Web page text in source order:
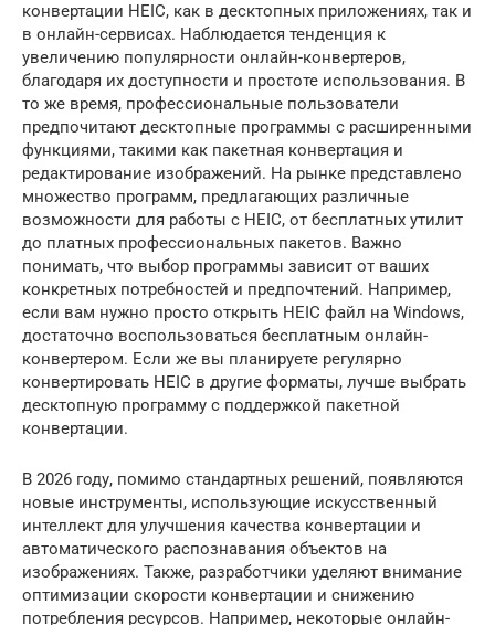
конвертации HEIC, как в десктопных приложениях, так и
в онлайн-сервисах. Наблюдается тенденция к
увеличению популярности онлайн-конвертеров,
благодаря их доступности и простоте использования. В
то же время, профессиональные пользователи
предпочитают десктопные программы с расширенными
функциями, такими как пакетная конвертация и
редактирование изображений. На рынке представлено
множество программ, предлагающих различные
возможности для работы с HEIC, от бесплатных утилит
до платных профессиональных пакетов. Важно
понимать, что выбор программы зависит от ваших
конкретных потребностей и предпочтений. Например,
если вам нужно просто открыть HEIC файл на Windows,
достаточно воспользоваться бесплатным онлайн-
конвертером. Если же вы планируете регулярно
конвертировать HEIC в другие форматы, лучше выбрать
десктопную программу с поддержкой пакетной
конвертации.
В 2026 году, помимо стандартных решений, появляются
новые инструменты, использующие искусственный
интеллект для улучшения качества конвертации и
автоматического распознавания объектов на
изображениях. Также, разработчики уделяют внимание
оптимизации скорости конвертации и снижению
потребления ресурсов. Например, некоторые онлайн-